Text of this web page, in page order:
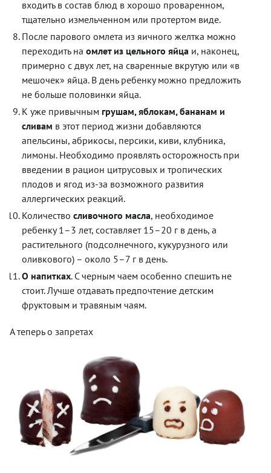
входить в состав блюд в хорошо проваренном,
тщательно измельченном или протертом виде.
После парового омлета из яичного желтка можно
переходить на омлет из цельного яйца и, наконец,
примерно с двух лет, на сваренные вкрутую или «в
мешочек» яйца. В день ребенку можно предложить
не больше половинки яйца.
К уже привычным грушам, яблокам, бананам и
сливам в этот период жизни добавляются
апельсины, абрикосы, персики, киви, клубника,
лимоны. Необходимо проявлять осторожность при
введении в рацион цитрусовых и тропических
плодов и ягод из-за возможного развития
аллергических реакций.
Количество сливочного масла, необходимое
ребенку 1–3 лет, составляет 15–20 г в день, а
растительного (подсолнечного, кукурузного или
оливкового) – около 5–7 г в день.
О напитках. С черным чаем особенно спешить не
стоит. Лучше отдавать предпочтение детским
фруктовым и травяным чаям.
А теперь о запретах